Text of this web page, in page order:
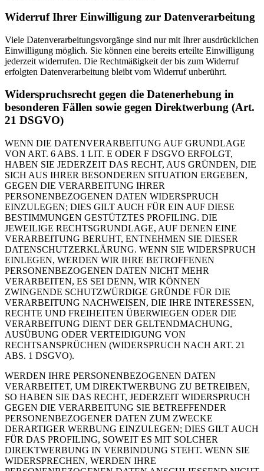
Widerruf Ihrer Einwilligung zur Datenverarbeitung
Viele Datenverarbeitungsvorgänge sind nur mit Ihrer ausdrücklichen
Einwilligung möglich. Sie können eine bereits erteilte Einwilligung
jederzeit widerrufen. Die Rechtmäßigkeit der bis zum Widerruf
erfolgten Datenverarbeitung bleibt vom Widerruf unberührt.
Widerspruchsrecht gegen die Datenerhebung in
besonderen Fällen sowie gegen Direktwerbung (Art.
21 DSGVO)
WENN DIE DATENVERARBEITUNG AUF GRUNDLAGE
VON ART. 6 ABS. 1 LIT. E ODER F DSGVO ERFOLGT,
HABEN SIE JEDERZEIT DAS RECHT, AUS GRÜNDEN, DIE
SICH AUS IHRER BESONDEREN SITUATION ERGEBEN,
GEGEN DIE VERARBEITUNG IHRER
PERSONENBEZOGENEN DATEN WIDERSPRUCH
EINZULEGEN; DIES GILT AUCH FÜR EIN AUF DIESE
BESTIMMUNGEN GESTÜTZTES PROFILING. DIE
JEWEILIGE RECHTSGRUNDLAGE, AUF DENEN EINE
VERARBEITUNG BERUHT, ENTNEHMEN SIE DIESER
DATENSCHUTZERKLÄRUNG. WENN SIE WIDERSPRUCH
EINLEGEN, WERDEN WIR IHRE BETROFFENEN
PERSONENBEZOGENEN DATEN NICHT MEHR
VERARBEITEN, ES SEI DENN, WIR KÖNNEN
ZWINGENDE SCHUTZWÜRDIGE GRÜNDE FÜR DIE
VERARBEITUNG NACHWEISEN, DIE IHRE INTERESSEN,
RECHTE UND FREIHEITEN ÜBERWIEGEN ODER DIE
VERARBEITUNG DIENT DER GELTENDMACHUNG,
AUSÜBUNG ODER VERTEIDIGUNG VON
RECHTSANSPRÜCHEN (WIDERSPRUCH NACH ART. 21
ABS. 1 DSGVO).
WERDEN IHRE PERSONENBEZOGENEN DATEN
VERARBEITET, UM DIREKTWERBUNG ZU BETREIBEN,
SO HABEN SIE DAS RECHT, JEDERZEIT WIDERSPRUCH
GEGEN DIE VERARBEITUNG SIE BETREFFENDER
PERSONENBEZOGENER DATEN ZUM ZWECKE
DERARTIGER WERBUNG EINZULEGEN; DIES GILT AUCH
FÜR DAS PROFILING, SOWEIT ES MIT SOLCHER
DIREKTWERBUNG IN VERBINDUNG STEHT. WENN SIE
WIDERSPRECHEN, WERDEN IHRE